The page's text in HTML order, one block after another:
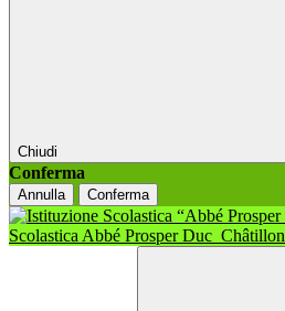
Chiudi
Conferma
Annulla Conferma
Scolastica Abbé Prosper Duc Châtillon